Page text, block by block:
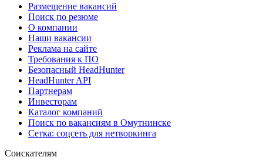
Размещение вакансий
Поиск по резюме
О компании
Наши вакансии
Реклама на сайте
Требования к ПО
Безопасный HeadHunter
HeadHunter API
Партнерам
Инвесторам
Каталог компаний
Поиск по вакансиям в Омутнинске
Сетка: соцсеть для нетворкинга
Соискателям